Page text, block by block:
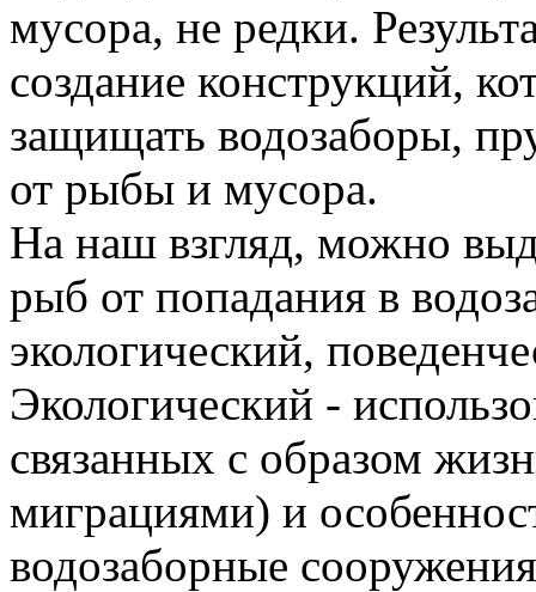
мусора, не редки.
создание конструкций,
защищать водозаборы,
от рыбы и мусора.
На наш взгляд, можно
рыб от попадания в
экологический,
Экологический -
связанных с образом
миграциями) и
водозаборные